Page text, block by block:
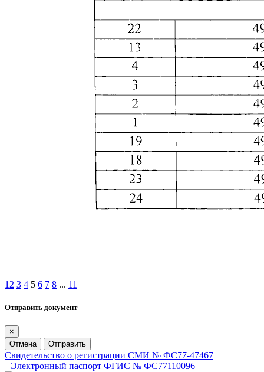
1 2 3 4 5 6 7 8 ... 11
Отправить документ
×
Отмена
Отправить
Свидетельство о регистрации СМИ № ФС77-47467
Электронный паспорт ФГИС № ФС77110096